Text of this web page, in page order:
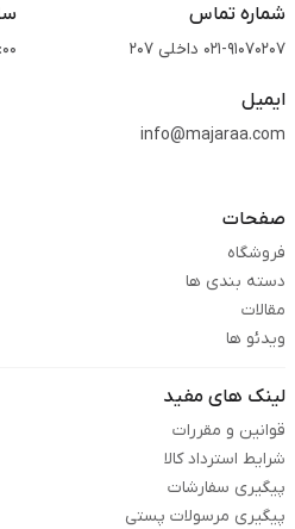
شماره تماس
021-91070207 داخلی 207 10:00
ایمیل
info@majaraa.com
صفحات
فروشگاه
دسته بندی ها
مقالات
ویدئو ها
لینک های مفید
قوانین و مقررات
شرایط استرداد کالا
پیگیری سفارشات
پیگیری مرسولات پستی